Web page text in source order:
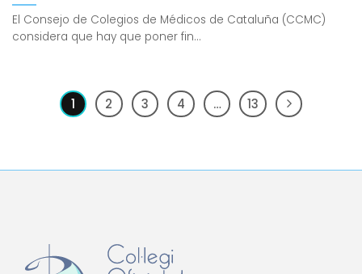
El Consejo de Colegios de Médicos de Cataluña (CCMC)
considera que hay que poner fin...
1 2 3 4 … 13